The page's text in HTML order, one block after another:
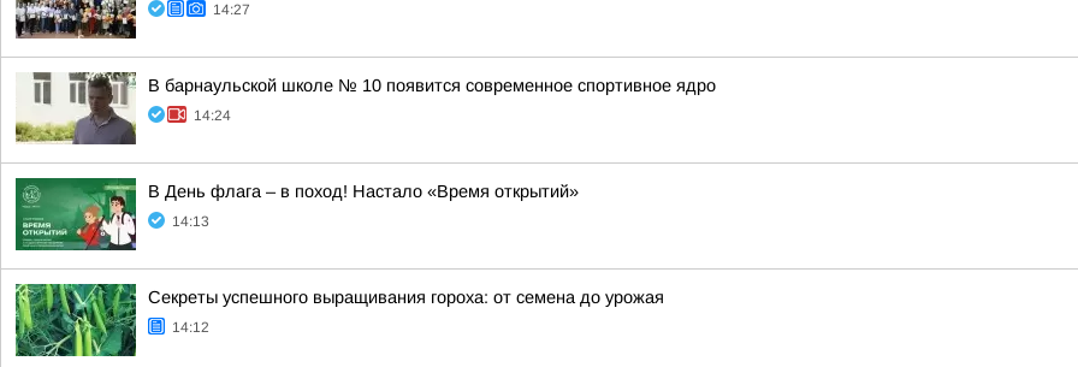
14:27
В барнаульской школе № 10 появится современное спортивное ядро
14:24
В День флага – в поход! Настало «Время открытий»
14:13
Секреты успешного выращивания гороха: от семена до урожая
14:12